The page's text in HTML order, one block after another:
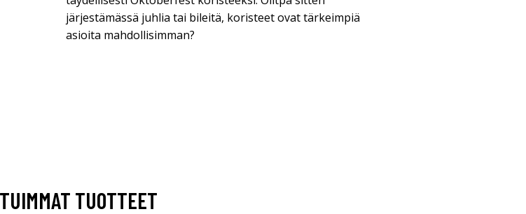
järjestämässä juhlia tai bileitä, koristeet ovat tärkeimpiä
asioita mahdollisimman?
TUOTTEET